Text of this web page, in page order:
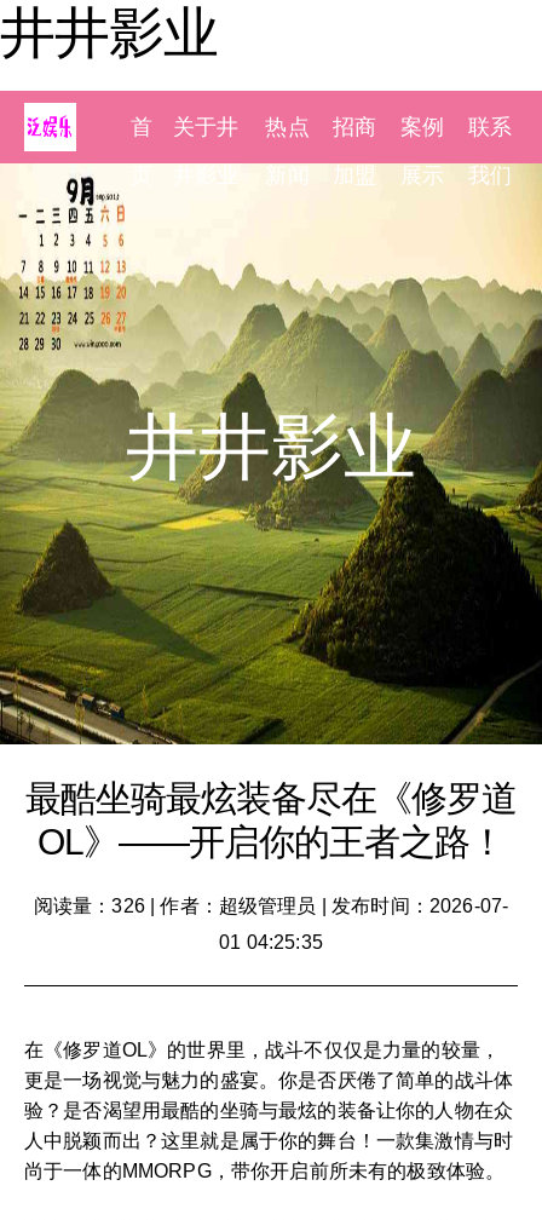
井井影业
首
关于井
热点
新闻
招商
加盟
案例
展示
联系
我们
井井影业
最酷坐骑最炫装备尽在《修罗道
OL》——开启你的王者之路！
阅读量：326|作者：超级管理员
发布时间：2026-07-
01 04:25:35
在《修罗道OL》的世界里，战斗不仅仅是力量的较量，
更是一场视觉与魅力的盛宴。你是否厌倦了简单的战斗体
验？是否渴望用最酷的坐骑与最炫的装备让你的人物在众
人中脱颖而出？这里就是属于你的舞台！一款集激情与时
尚于一体的MMORPG，带你开启前所未有的极致体验。